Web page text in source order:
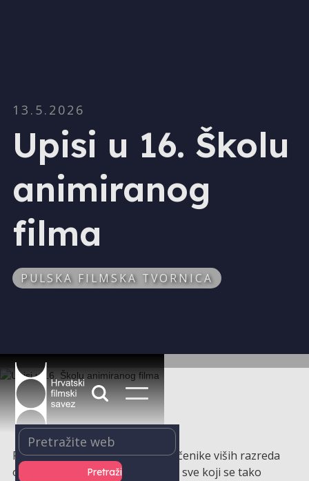
13.5.2026
Upisi u 16. Školu
animiranog
filma
PULSKA FILMSKA TVORNICA
Pulska filmska tvornica poziva učenike viših razreda
osnovne škole, mlade kreativce i sve koji se tako